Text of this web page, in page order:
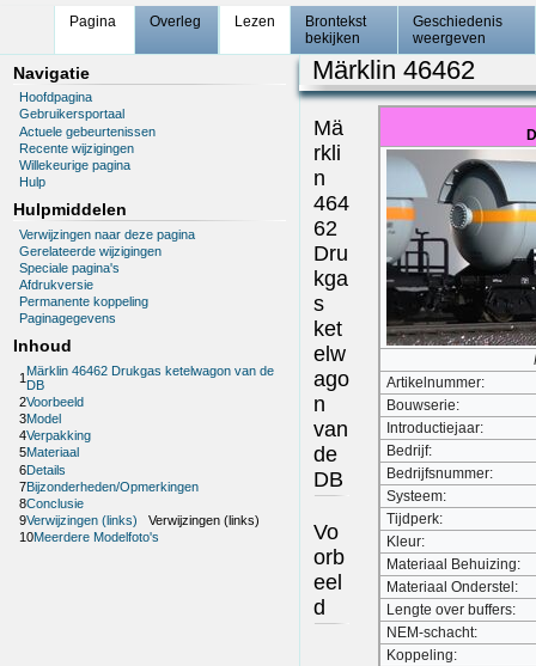
Pagina
Overleg Lezen
Brontekst
bekijken
Geschiedenis
weergeven
Navigatie
Hoofdpagina
Gebruikersportaal
Actuele gebeurtenissen
Recente wijzigingen
Willekeurige pagina
Hulp
Hulpmiddelen
Verwijzingen naar deze pagina
Gerelateerde wijzigingen
Speciale pagina's
Afdrukversie
Permanente koppeling
Paginagegevens
Inhoud
1 Märklin 46462 Drukgas ketelwagon van de
DB
2Voorbeeld
3Model
4Verpakking
5Materiaal
6Details
7Bijzonderheden/Opmerkingen
8Conclusie
9Verwijzingen (links)
Verwijzingen (links)
10Meerdere Modelfoto's
Märklin 46462
Artikelnummer:
Bouwserie:
Introductiejaar:
Bedrijf:
Bedrijfsnummer:
Systeem:
Tijdperk:
Kleur:
Materiaal Behuizing:
Materiaal Onderstel:
Lengte over buffers:
NEM-schacht:
Koppeling:
Mä
rkli
n
464
62
Dru
kga
s
ket
elw
ago
n
van
de
DB
Vo
orb
eel
d